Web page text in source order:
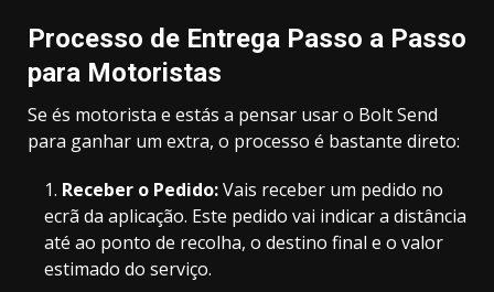
Processo de Entrega Passo a Passo
para Motoristas
Se és motorista e estás a pensar usar o Bolt Send
para ganhar um extra, o processo é bastante direto:
Receber o Pedido:Vais receber um pedido no
ecrã da aplicação. Este pedido vai indicar a distância
até ao ponto de recolha, o destino final e o valor
estimado do serviço.